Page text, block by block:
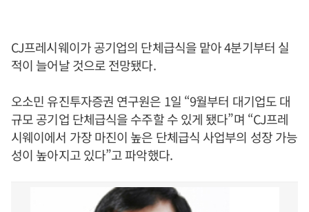
CJ프레시웨이가 공기업의 단체급식을 맡아 4분기부터 실
적이 늘어날 것으로 전망됐다.
오소민 유진투자증권 연구원은 1일 “9월부터 대기업도 대
규모 공기업 단체급식을 수주할 수 있게 됐다”며 “CJ프레
시웨이에서 가장 마진이 높은 단체급식 사업부의 성장 가능
성이 높아지고 있다”고 파악했다.